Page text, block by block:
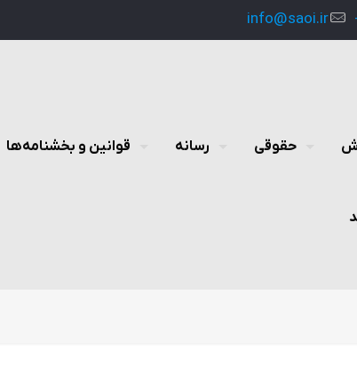
info@saoi.ir
حقوقی رسانه قوانین و بخشنامه‌ها